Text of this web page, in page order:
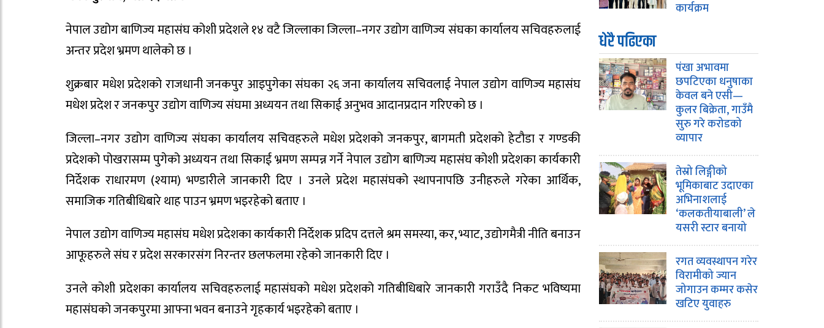
नेपाल उद्योग बाणिज्य महासंघ कोशी प्रदेशले १४ वटै जिल्लाका जिल्ला–नगर उद्योग वाणिज्य संघका कार्यालय सचिवहरुलाई
अन्तर प्रदेश भ्रमण थालेको छ ।
शुक्रबार मधेश प्रदेशको राजधानी जनकपुर आइपुगेका संघका २६ जना कार्यालय सचिवलाई नेपाल उद्योग वाणिज्य महासंघ
मधेश प्रदेश र जनकपुर उद्योग वाणिज्य संघमा अध्ययन तथा सिकाई अनुभव आदानप्रदान गरिएको छ ।
जिल्ला–नगर उद्योग वाणिज्य संघका कार्यालय सचिवहरुले मधेश प्रदेशको जनकपुर, बागमती प्रदेशको हेटौडा र गण्डकी
प्रदेशको पोखरासम्म पुगेको अध्ययन तथा सिकाई भ्रमण सम्पन्न गर्ने नेपाल उद्योग बाणिज्य महासंघ कोशी प्रदेशका कार्यकारी
निर्देशक राधारमण (श्याम) भण्डारीले जानकारी दिए । उनले प्रदेश महासंघको स्थापनापछि उनीहरुले गरेका आर्थिक,
समाजिक गतिबीधिबारे थाह पाउन भ्रमण भइरहेको बताए ।
नेपाल उद्योग वाणिज्य महासंघ मधेश प्रदेशका कार्यकारी निर्देशक प्रदिप दत्तले श्रम समस्या, कर, भ्याट, उद्योगमैत्री नीति बनाउन
आफूहरुले संघ र प्रदेश सरकारसंग निरन्तर छलफलमा रहेको जानकारी दिए ।
उनले कोशी प्रदेशका कार्यालय सचिवहरुलाई महासंघको मधेश प्रदेशको गतिबीधिबारे जानकारी गराउँदै निकट भविष्यमा
महासंघको जनकपुरमा आफ्ना भवन बनाउने गृहकार्य भइरहेको बताए ।
कार्यक्रम
धेरै पढिएका
पंखा अभावमा
छपटिएका धनुषाका
केवल बने एसी—
कुलर बिक्रेता, गाउँमै
सुरु गरे करोडको
व्यापार
तेस्रो लिङ्गीको
भूमिकाबाट उदाएका
अभिनाशलाई
‘कलकतीयाबाली’ ले
यसरी स्टार बनायो
रगत व्यवस्थापन गरेर
विरामीको ज्यान
जोगाउन कम्मर कसेर
खटिए युवाहरु